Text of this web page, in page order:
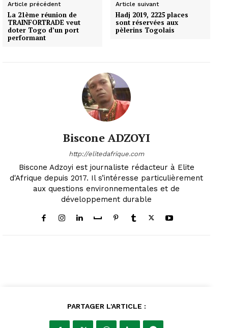
Article précédent
La 21ème réunion de
TRAINFORTRADE veut
doter Togo d’un port
performant
Article suivant
Hadj 2019, 2225 places
sont réservées aux
pèlerins Togolais
Biscone ADZOYI
http://elitedafrique.com
Biscone Adzoyi est journaliste rédacteur à Elite
d'Afrique depuis 2017. Il s’intéresse particulièrement
aux questions environnementales et de
développement durable
PARTAGER L'ARTICLE :